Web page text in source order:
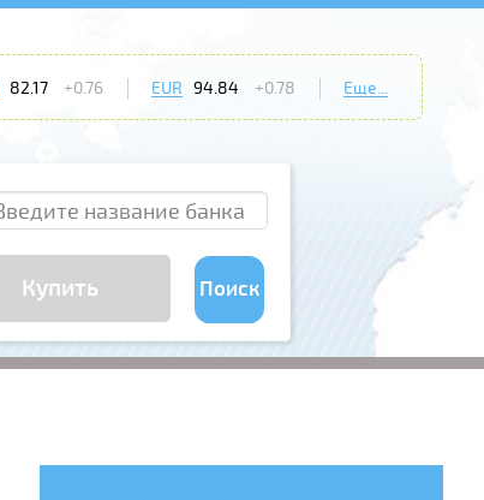
82.17 +0.76 EUR 94.84 +0.78 Еще...
Купить Поиск